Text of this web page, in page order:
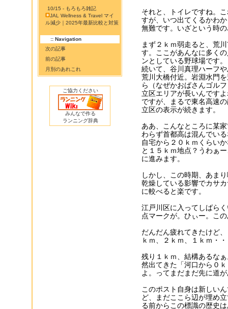
10/15 - もろもろ雑記
JAL Wellness & Travel マイ
ル減少｜2025年最新比較と対策
:: Navigation
次の記事
前の記事
月別のあれこれ
ご協力ください
みんなで作る
ランニング辞典
それと、トイレですね。
すが、いつ出てくるかわ
無難です。いざという時
まず２ｋｍ弱走ると、荒
す。ここがあんなに多く
ンとしている野球場です。
続いて、谷川真理ハーフ
荒川大橋付近。岩淵水門
ら（なぜかおばさんゴル
立区エリアが長いんです
ですが、まるで東名高速
立区の表示が続きます。
ああ、こんなところに某
わらず首都高は混んでい
自宅から２０ｋｍくらい
と１５ｋｍ地点？うわぁ
に進みます。
しかし、この時期、あま
乾燥している影響でカサ
に較べると楽です。
江戸川区に入ってしばら
点マークが。ひぃー。こ
だんだん疲れてきたけど
ｋｍ、２ｋｍ、１ｋｍ・
残り１ｋｍ、結構あるな
然出てきた「河口から０
よ。ってまだまだ先に道
このポスト自身は新しい
ど、まだここら辺が埋め
る前からこの標識の歴史